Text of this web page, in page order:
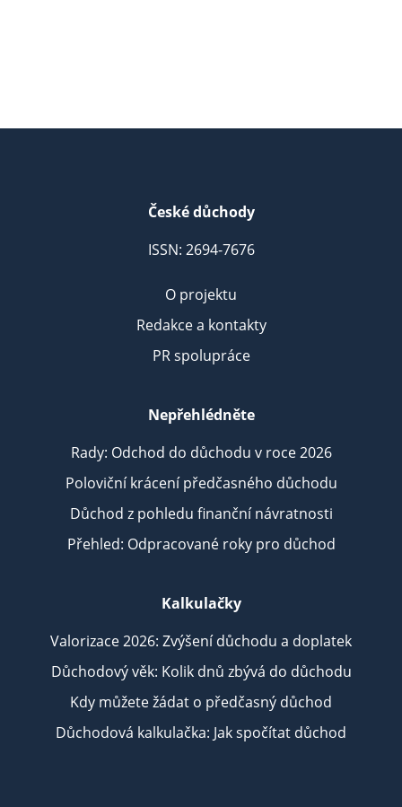
České důchody
ISSN: 2694-7676
O projektu
Redakce a kontakty
PR spolupráce
Nepřehlédněte
Rady: Odchod do důchodu v roce 2026
Poloviční krácení předčasného důchodu
Důchod z pohledu finanční návratnosti
Přehled: Odpracované roky pro důchod
Kalkulačky
Valorizace 2026: Zvýšení důchodu a doplatek
Důchodový věk: Kolik dnů zbývá do důchodu
Kdy můžete žádat o předčasný důchod
Důchodová kalkulačka: Jak spočítat důchod